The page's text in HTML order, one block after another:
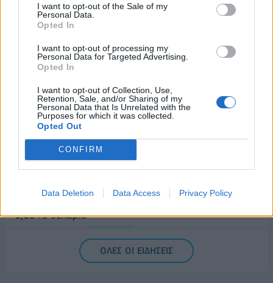
I want to opt-out of the Sale of my
Personal Data.
Opted In
I want to opt-out of processing my
Personal Data for Targeted Advertising.
Opted In
I want to opt-out of Collection, Use,
Retention, Sale, and/or Sharing of my
Personal Data that Is Unrelated with the
Purposes for which it was collected.
Opted Out
CONFIRM
Data Deletion Data Access Privacy Policy
06/08/2026 - 15:56 ΕΠΙΧΕΙΡΗΣΕΙΣ
Χρηματιστήριο: Στις 2.627,95 μονάδες ο Γενικός
Δείκτης Τιμών, με άνοδο 0,15%
06/08/2026 - 15:46 ΟΙΚΟΝΟΜΙΑ
κτηνοτρόφους για ευλογιά, πανώλη και αφθώδη
πυρετό
06/08/2026 - 15:33
Στ. Παπασταύρου: Άμεσα αντιδιαβρωτικά έργα στη
Δυτική Αττική
1,1541 δολάρια
ΟΛΕΣ ΟΙ ΕΙΔΗΣΕΙΣ